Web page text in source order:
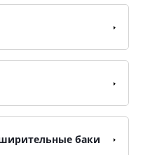
баки